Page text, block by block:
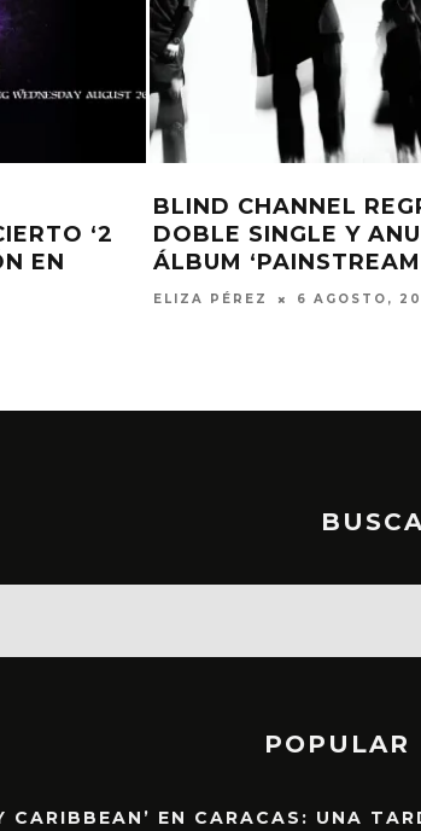
‘2
EN
BLIND CHANNEL
DOBLE SINGLE Y
ÁLBUM
ELIZA PÉREZ 6 AGOSTO,
POPULAR
CARIBBEAN’ EN CARACAS: UNA